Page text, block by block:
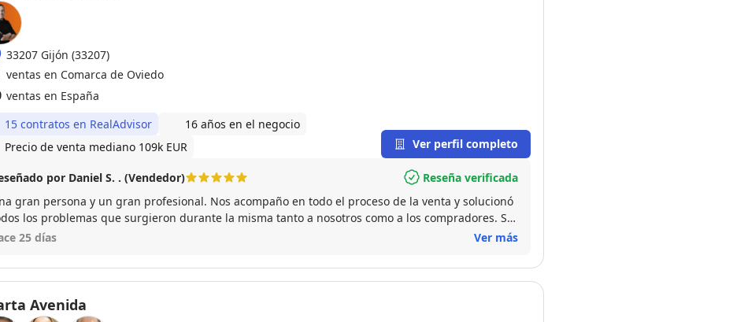
33207 Gijón (33207)
ventas en Comarca de Oviedo
ventas en España
15 contratos en RealAdvisor
16 años en el negocio
Precio de venta mediano 109k EUR
Ver perfil completo
por Daniel S. . (Vendedor)
Reseña verificada
gran persona y un gran profesional. Nos acompaño en todo el proceso de la venta y solucionó
los problemas que surgieron durante la misma tanto a nosotros como a los compradores. Sin
volvería a confiar en sus servicios en todas las ocasiones.
25 días Ver más
Avenida